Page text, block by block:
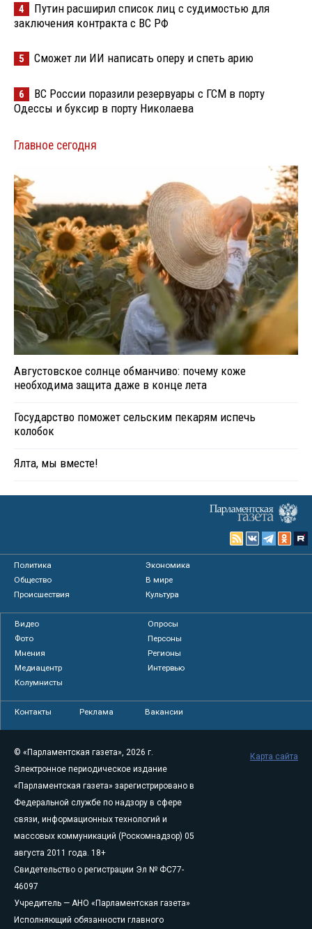
4
Путин расширил список лиц с судимостью для
заключения контракта с ВС РФ
5 Сможет ли ИИ написать оперу и спеть арию
6
ВС России поразили резервуары с ГСМ в порту
Одессы и буксир в порту Николаева
Главное сегодня
Августовское солнце обманчиво: почему коже
необходима защита даже в конце лета
Государство поможет сельским пекарям испечь
колобок
Ялта, мы вместе!
Политика
Экономика
Общество
В мире
Происшествия
Культура
Видео
Опросы
Фото
Персоны
Мнения
Регионы
Медиацентр
Интервью
Колумнисты
Контакты Реклама Вакансии
© «Парламентская газета», 2026 г.
Электронное периодическое издание
«Парламентская газета» зарегистрировано в
Федеральной службе по надзору в сфере
связи, информационных технологий и
массовых коммуникаций (Роскомнадзор) 05
августа 2011 года. 18+
Свидетельство о регистрации Эл № ФС77-
46097
Учредитель — АНО «Парламентская газета»
Исполняющий обязанности главного
Карта сайта